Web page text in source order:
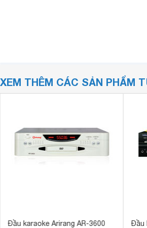
XEM THÊM CÁC SẢN PHẨM
Đầu karaoke Arirang AR-3600
Đầu